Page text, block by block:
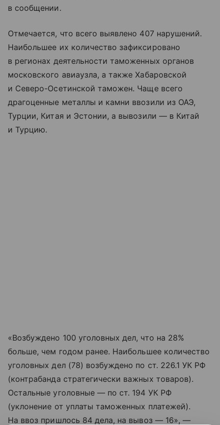
в сообщении.
Отмечается, что всего выявлено 407 нарушений.
Наибольшее их количество зафиксировано
в регионах деятельности таможенных органов
московского авиаузла, а также Хабаровской
и Северо-Осетинской таможен. Чаще всего
драгоценные металлы и камни ввозили из ОАЭ,
Турции, Китая и Эстонии, а вывозили — в Китай
и Турцию.
«Возбуждено 100 уголовных дел, что на 28%
больше, чем годом ранее. Наибольшее количество
уголовных дел (78) возбуждено по ст. 226.1 УК РФ
(контрабанда стратегически важных товаров).
Остальные уголовные — по ст. 194 УК РФ
(уклонение от уплаты таможенных платежей).
На ввоз пришлось 84 дела, на вывоз — 16», —